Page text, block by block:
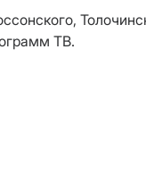
ТВ.